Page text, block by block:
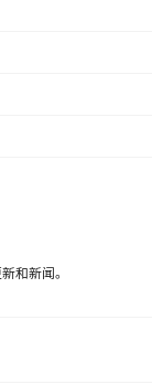
和新闻。